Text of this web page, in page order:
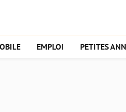
EMPLOI PETITES